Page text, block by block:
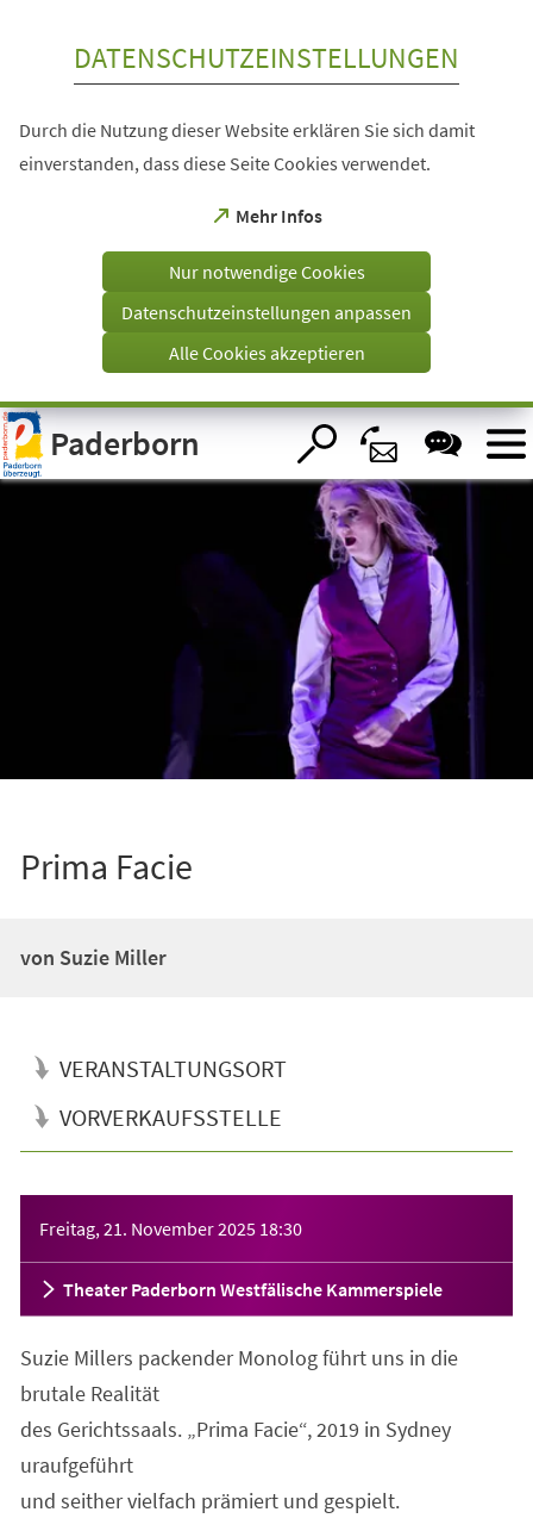
Visuelle
Assistenzsoftware
öffnen.
DATENSCHUTZEINSTELLUNGEN
Durch die Nutzung dieser Website erklären Sie sich damit
einverstanden, dass diese Seite Cookies verwendet.
Mehr Infos
(Öffnet
einem
Tab)
Nur notwendige Cookies
Datenschutzeinstellungen anpassen
Alle Cookies akzeptieren
Paderborn
Prima Facie
von Suzie Miller
VERANSTALTUNGSORT
VORVERKAUFSSTELLE
Freitag, 21. November 2025 18:30
Theater Paderborn Westfälische Kammerspiele
Suzie Millers packender Monolog führt uns in die
brutale Realität
des Gerichtssaals. „Prima Facie“, 2019 in Sydney
uraufgeführt
und seither vielfach prämiert und gespielt.